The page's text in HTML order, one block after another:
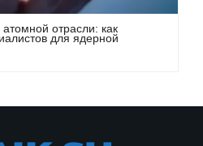
отрасли: как
для ядерной